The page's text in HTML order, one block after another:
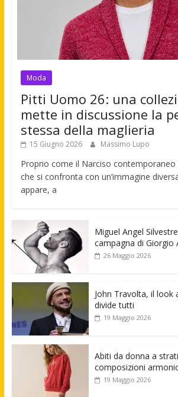
Moda
Pitti Uomo 26: una
mette in discussione la
stessa della maglieria
15 Giugno 2026 Massimo Lupo
Proprio come il Narciso contemporaneo
che si confronta con un’immagine
appare, a
Miguel Angel
campagna di Giorgio
26 Maggio 2026
John Travolta, il look
divide tutti
19 Maggio 2026
Abiti da donna a
composizioni
19 Maggio 2026